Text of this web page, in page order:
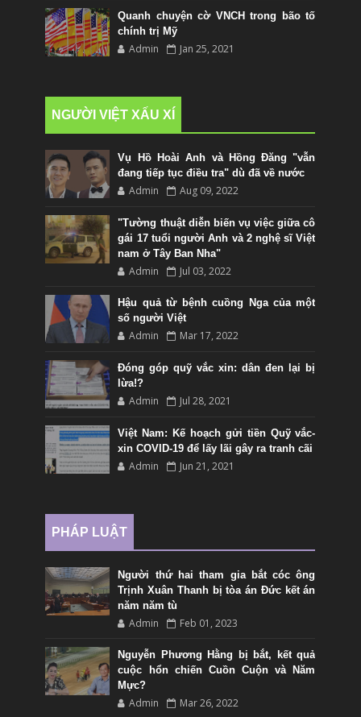
Quanh chuyện cờ VNCH trong bão tố
chính trị Mỹ
Admin Jan 25, 2021
NGƯỜI VIỆT XẤU XÍ
Vụ Hồ Hoài Anh và Hồng Đăng "vẫn
đang tiếp tục điều tra" dù đã về nước
Admin Aug 09, 2022
"Tường thuật diễn biến vụ việc giữa cô
gái 17 tuổi người Anh và 2 nghệ sĩ Việt
nam ở Tây Ban Nha"
Admin Jul 03, 2022
Hậu quả từ bệnh cuồng Nga của một
số người Việt
Admin Mar 17, 2022
Đóng góp quỹ vắc xin: dân đen lại bị
lừa!?
Admin Jul 28, 2021
Việt Nam: Kế hoạch gửi tiền Quỹ vắc-
xin COVID-19 để lấy lãi gây ra tranh cãi
Admin Jun 21, 2021
PHÁP LUẬT
Người thứ hai tham gia bắt cóc ông
Trịnh Xuân Thanh bị tòa án Đức kết án
năm năm tù
Admin Feb 01, 2023
Nguyễn Phương Hằng bị bắt, kết quả
cuộc hổn chiến Cuồn Cuộn và Năm
Mực?
Admin Mar 26, 2022